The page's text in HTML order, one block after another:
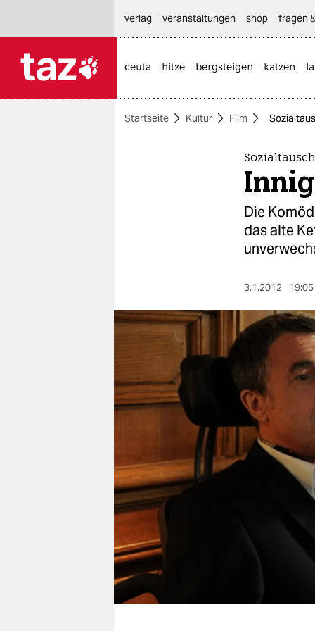
themen
berlin
nord
wahrheit
verlag
veranstaltungen
shop
fragen & hilfe
unterstützen
abo
genossenschaft
verlag
veranstaltungen shop fragen
ceuta hitze bergsteigen katzen
Startseite Kultur Film
Die
das alte
3.1.2012